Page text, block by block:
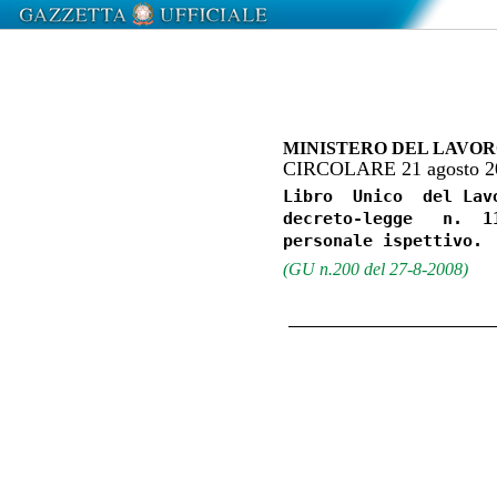
MINISTERO DEL
CIRCOLARE 21 agosto
Libro  Unico  del
decreto-legge   n.
(GU n.200 del 27-8-2008)
Alle     Direzioni    regionali    e
                                 provinciali del lavoro

                                 Alla Direzione generale della tutela
                                 delle condizioni di lavoro

                                 All'INPS    -   Direzione   centrale
                                 vigilanza  sulle entrate ed economia
                                 sommersa

                                 All'INAIL   -   Direzione   centrale
                                 rischi

                                 All'ENPALS  -  Direzione  generale -
                                 Servizio contributi e vigilanza

                                 All'INPGI   -   Direzione   per   la
                                 riscossione    dei    contributi   e
                                 vigilanza

                                 All'IPSEMA   -   Direzione   per  la
                                 riscossione    dei    contributi   e
                                 vigilanza

                                 All'ENASARCO  - Unita' organizzativa
                                 vigilanza e coordinamento

                                 Al Comando carabinieri per la tutela
                                 del lavoro

                                 e  p.c.  Alla  Provincia autonoma di
                                 Bolzano

                                 Alla Provincia Autonoma di Trento

                                 Al Comando generale della Guardia di
                                 finanza

                                 All'Ispettorato regionale del lavoro
                                 di Palermo

                                 All'Ispettorato regionale del lavoro
                                 di Catania

                                 Al  Consiglio  nazionale dell'ordine
                                 dei consulenti del lavoro

                                 Al  Consiglio  nazionale dell'ordine
                                 dei  dottori  commercialisti e degli
                                 esperti contabili

Finalita'.
  Obiettivo  della  presente  circolare  e'  quello di evidenziare al
personale   ispettivo,   anche   al   fine  di  uniformarne  l'azione
sull'intero   territorio   nazionale,  il  radicale  mutamento  delle
attivita'  ispettive  e di vigilanza a seguito della eliminazione dei
libri  paga  e  matricola  e  di altri libri obbligatori e della loro